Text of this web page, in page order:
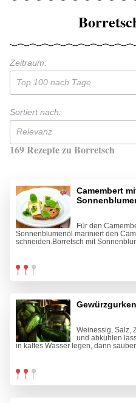
Zeitraum:
Top 100 nach Tage
Sortiert nach:
Relevanz
169 Rezepte zu Borretsch
Camembert
Für den
Sonnenblumenöl mariniert den
schneiden.Borretsch mit
Gewürzgurken
Weinessig, Salz,
und abkühlen
in kaltes Wasser legen, dann